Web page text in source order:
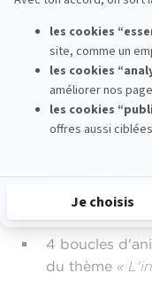
La première partie
réalisations des
année :
5 films de
étudiants de 1e
4 boucles
du thème «